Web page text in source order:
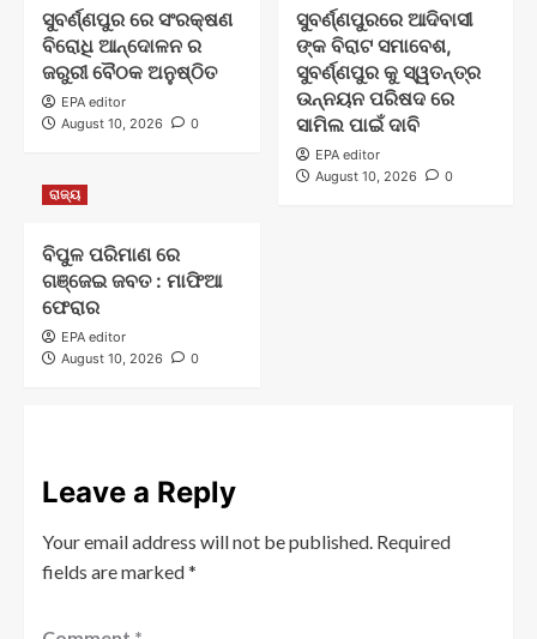
ସୁବର୍ଣ୍ଣପୁର ରେ ସଂରକ୍ଷଣ
ବିରୋଧି ଆନ୍ଦୋଳନ ର
ଜରୁରୀ ବୈଠକ ଅନୁଷ୍ଠିତ
EPA editor
August 10, 2026
0
ସୁବର୍ଣ୍ଣପୁରରେ ଆଦିବାସୀ
ଙ୍କ ବିରାଟ ସମାବେଶ,
ସୁବର୍ଣ୍ଣପୁର କୁ ସ୍ୱତନ୍ତ୍ର
ଉନ୍ନୟନ ପରିଷଦ ରେ
ସାମିଲ ପାଇଁ ଦାବି
EPA editor
August 10, 2026
0
ରାଜ୍ୟ
ବିପୁଳ ପରିମାଣ ରେ
ଗଞ୍ଜେଇ ଜବତ : ମାଫିଆ
ଫେରାର
EPA editor
August 10, 2026
0
Leave a Reply
Your email address will not be published. Required
fields are marked*